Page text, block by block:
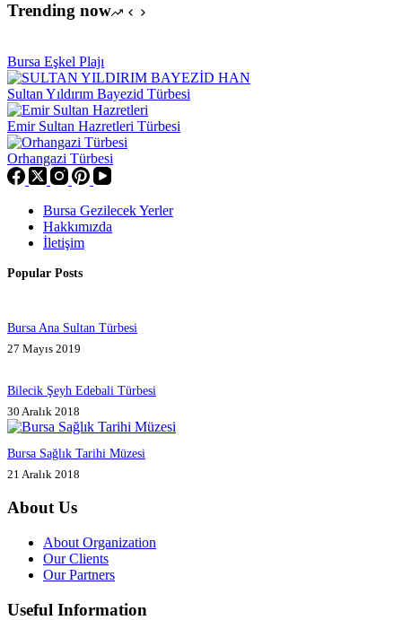
Trending now
Bursa Eşkel Plajı
Sultan Yıldırım Bayezid Türbesi
Emir Sultan Hazretleri Türbesi
Orhangazi Türbesi
Bursa Gezilecek Yerler
Hakkımızda
İletişim
Popular Posts
Bursa Ana Sultan Türbesi
27 Mayıs 2019
Bilecik Şeyh Edebali Türbesi
30 Aralık 2018
Bursa Sağlık Tarihi Müzesi
21 Aralık 2018
About Us
About Organization
Our Clients
Our Partners
Useful Information